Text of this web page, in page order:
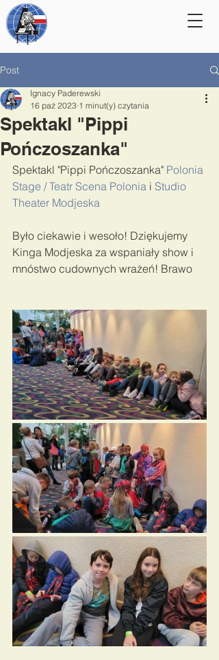
Post
Spektakl "Pippi
Pończoszanka"
Ignacy Paderewski
16 paź 2023 1 minut(y) czytania
Spektakl "Pippi Pończoszanka" Polonia
Stage / Teatr Scena Polonia i Studio
Theater Modjeska
Było ciekawie i wesoło! Dziękujemy
Kinga Modjeska za wspaniały show i
mnóstwo cudownych wrażeń! Brawo